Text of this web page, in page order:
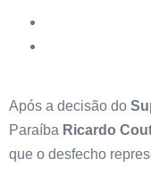
Após a decisão do
Paraíba Ricardo
que o desfecho